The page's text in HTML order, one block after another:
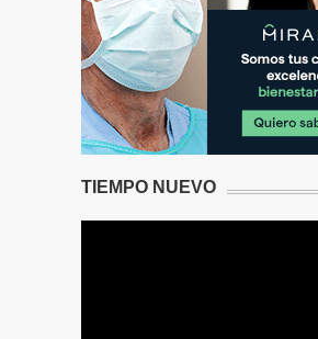
TIEMPO NUEVO